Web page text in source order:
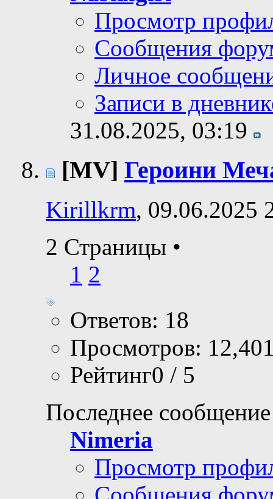
Просмотр
Сообщения
Личное
Записи в
31.08.2025, 03:19
[MV] Героини
Kirillkrm, 09.06.2025
2 Страницы •
1 2
Ответов: 18
Просмотров:
Рейтинг0 / 5
Последнее
Nimeria
Просмотр